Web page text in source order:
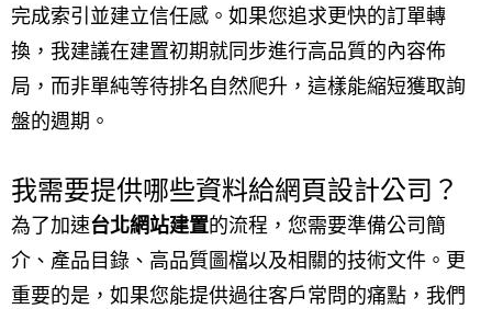
完成索引並建立信任感。如果您追求更快的訂單轉
換，我建議在建置初期就同步進行高品質的內容佈
局，而非單純等待排名自然爬升，這樣能縮短獲取詢
盤的週期。
我需要提供哪些資料給網頁設計公司？
為了加速台北網站建置的流程，您需要準備公司簡
介、產品目錄、高品質圖檔以及相關的技術文件。更
重要的是，如果您能提供過往客戶常問的痛點，我們